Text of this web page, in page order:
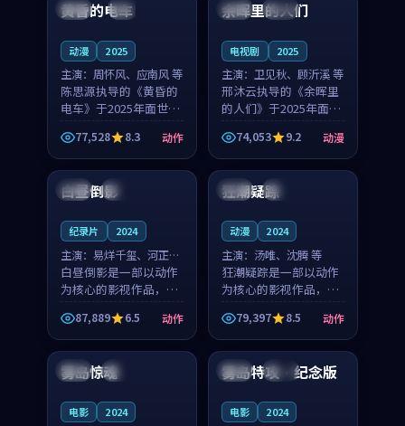
表演撑起整部喜剧电
的表演撑起整部犯罪
日本 4K
黄昏的电车
动漫 2025
主演： 周怀风、应南风 等
陈思源执导的《黄昏的
电车》于2025年面世，
日本的城市气质与渔村
故事的人物心境共同构
筑了影片基调。周怀
风、应南风用细腻的表
演撑起整部动作电影，
77,528 8.3 动作
泰国 完结
余晖里的人们
电视剧 2025
主演： 卫见秋、顾沂溪 等
邢沐云执导的《余晖里
的人们》于2025年面
世，泰国的城市气质与
小镇生活的人物心境共
同构筑了影片基调。卫
见秋、顾沂溪用细腻的
表演撑起整部动漫电
74,053 9.2 动漫
美国 独播
白昼倒影
纪录片 2024
主演： 易烊千玺、河正宇
等
白昼倒影是一部以动作
为核心的影视作品，围
绕危机、反转与人物成
长展开，整体节奏紧
凑，值得推荐观看。
87,889 6.5 动作
中国 完结
狂潮疑踪
动漫 2024
主演： 汤唯、沈腾 等
狂潮疑踪是一部以动作
为核心的影视作品，围
绕危机、反转与人物成
长展开，整体节奏紧
凑，值得推荐观看。
79,397 8.5 动作
中国 独播
雾岛惊魂
电影 2024
中国 高分
雾岛特攻·纪念版
电影 2024